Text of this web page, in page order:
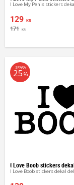
I Love My Penis stickers
129 KR
171 KR
I Love Boob stickers
I Love Boob stickers dekal
SPARA
25 %